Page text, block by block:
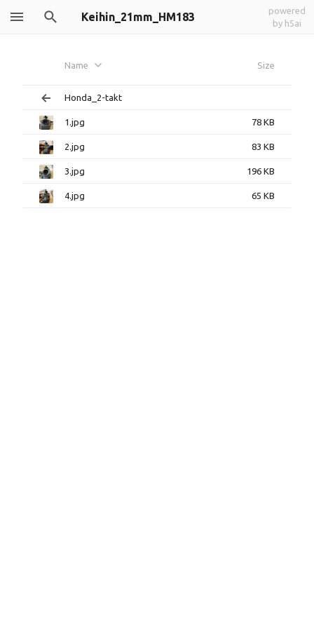
Keihin_21mm_HM183
powered
by h5ai
Name Size
Honda_2-takt
1.jpg 78 KB
2.jpg 83 KB
3.jpg 196 KB
4.jpg 65 KB